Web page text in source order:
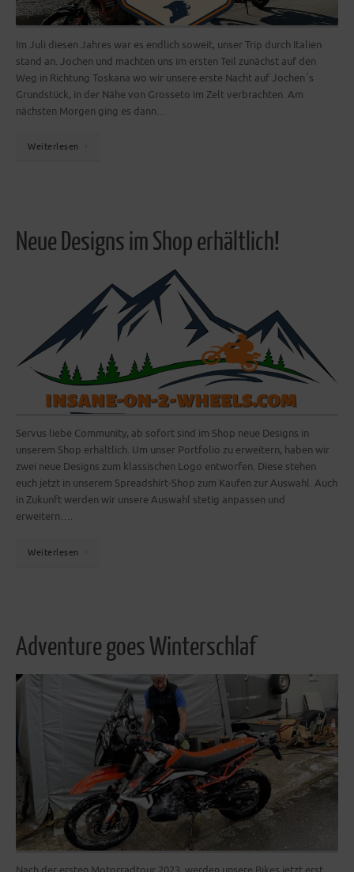
Im Juli diesen Jahres war es endlich soweit, unser Trip durch Italien
stand an. Jochen und machten uns im ersten Teil zunächst auf den
Weg in Richtung Toskana wo wir unsere erste Nacht auf Jochen´s
Grundstück, in der Nähe von Grosseto im Zelt verbrachten. Am
nächsten Morgen ging es dann…
Weiterlesen
Neue Designs im Shop erhältlich!
Servus liebe Community, ab sofort sind im Shop neue Designs in
unserem Shop erhältlich. Um unser Portfolio zu erweitern, haben wir
zwei neue Designs zum klassischen Logo entworfen. Diese stehen
euch jetzt in unserem Spreadshirt-Shop zum Kaufen zur Auswahl. Auch
in Zukunft werden wir unsere Auswahl stetig anpassen und
erweitern….
Weiterlesen
Adventure goes Winterschlaf